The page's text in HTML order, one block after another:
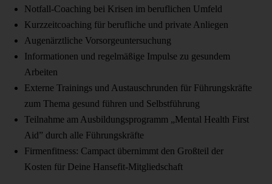
Notfall-Coaching bei Krisen im beruflichen Umfeld
Kurzzeitcoaching für berufliche und private Anliegen
Augenärztliche Vorsorgeuntersuchung
Informationen und regelmäßige Impulse zu gesundem
Arbeiten
Externe Trainings und Austauschrunden für Führungskräfte
zum Thema gesund führen und Selbstführung
Teilnahme am Ausbildungsprogramm „Mental Health First
Aid” durch alle Führungskräfte
Firmenfitness: Campact übernimmt den Großteil der
Kosten für Deine Hansefit-Mitgliedschaft